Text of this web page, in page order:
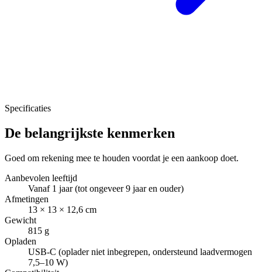
Specificaties
De belangrijkste kenmerken
Goed om rekening mee te houden voordat je een aankoop doet.
Aanbevolen leeftijd
Vanaf 1 jaar (tot ongeveer 9 jaar en ouder)
Afmetingen
13 × 13 × 12,6 cm
Gewicht
815 g
Opladen
USB-C (oplader niet inbegrepen, ondersteund laadvermogen
7,5–10 W)